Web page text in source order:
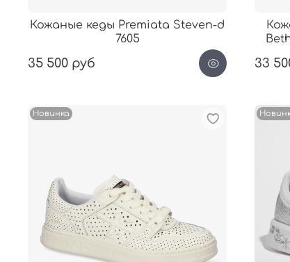
Кожаные кеды Premiata Steven-d
7605
35 500 руб 33
Новинка